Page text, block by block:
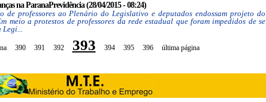
na ParanaPrevidência (28/04/2015 - 08:24)
de professores ao Plenário do Legislativo e deputados endossam projeto do
meio a protestos de professores da rede estadual que foram impedidos de se
Legi...
390 391 392 393 394 395 396 última página